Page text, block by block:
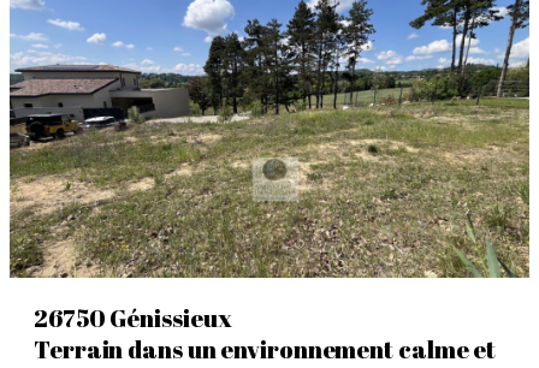
26750 Génissieux
Terrain dans un environnement calme et